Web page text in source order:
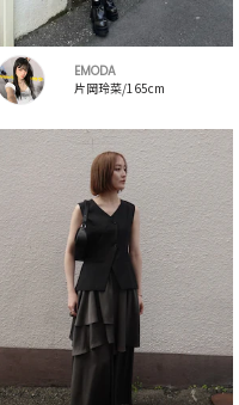
EMODA
片岡玲菜/165cm